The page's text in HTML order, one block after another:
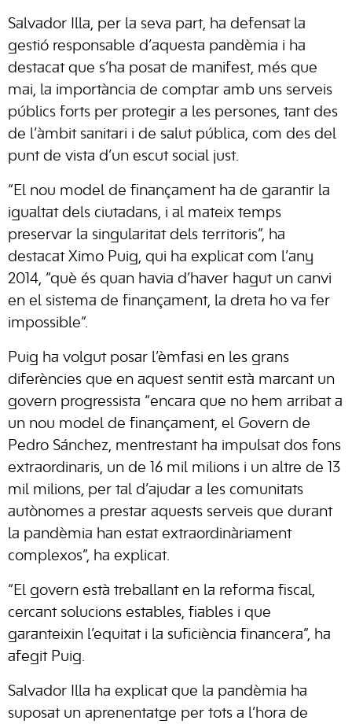
Salvador Illa, per la seva part, ha defensat la
gestió responsable d’aquesta pandèmia i ha
destacat que s’ha posat de manifest, més que
mai, la importància de comptar amb uns serveis
públics forts per protegir a les persones, tant des
de l’àmbit sanitari i de salut pública, com des del
punt de vista d’un escut social just.
“El nou model de finançament ha de garantir la
igualtat dels ciutadans, i al mateix temps
preservar la singularitat dels territoris”, ha
destacat Ximo Puig, qui ha explicat com l’any
2014, “què és quan havia d’haver hagut un canvi
en el sistema de finançament, la dreta ho va fer
impossible”.
Puig ha volgut posar l’èmfasi en les grans
diferències que en aquest sentit està marcant un
govern progressista “encara que no hem arribat a
un nou model de finançament, el Govern de
Pedro Sánchez, mentrestant ha impulsat dos fons
extraordinaris, un de 16 mil milions i un altre de 13
mil milions, per tal d’ajudar a les comunitats
autònomes a prestar aquests serveis que durant
la pandèmia han estat extraordinàriament
complexos”, ha explicat.
“El govern està treballant en la reforma fiscal,
cercant solucions estables, fiables i que
garanteixin l’equitat i la suficiència financera”, ha
afegit Puig.
Salvador Illa ha explicat que la pandèmia ha
suposat un aprenentatge per tots a l’hora de